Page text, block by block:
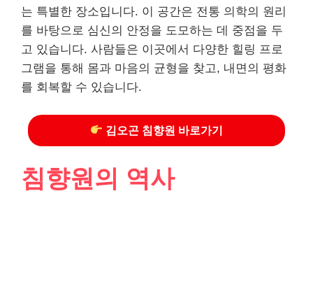
는 특별한 장소입니다. 이 공간은 전통 의학의 원리
를 바탕으로 심신의 안정을 도모하는 데 중점을 두
고 있습니다. 사람들은 이곳에서 다양한 힐링 프로
그램을 통해 몸과 마음의 균형을 찾고, 내면의 평화
를 회복할 수 있습니다.
김오곤 침향원 바로가기
침향원의 역사